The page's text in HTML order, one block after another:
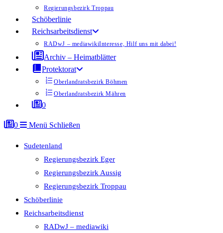
Regierungsbezirk Troppau
Schöberlinie
Reichsarbeitsdienst
RADwJ – mediawikiInteresse, Hilf uns mit dabei!
Archiv – Heimatblätter
Protektorat
Oberlandratsbezirk Böhmen
Oberlandratsbezirk Mähren
0
0 Menü Schließen
Sudetenland
Regierungsbezirk Eger
Regierungsbezirk Aussig
Regierungsbezirk Troppau
Schöberlinie
Reichsarbeitsdienst
RADwJ – mediawiki